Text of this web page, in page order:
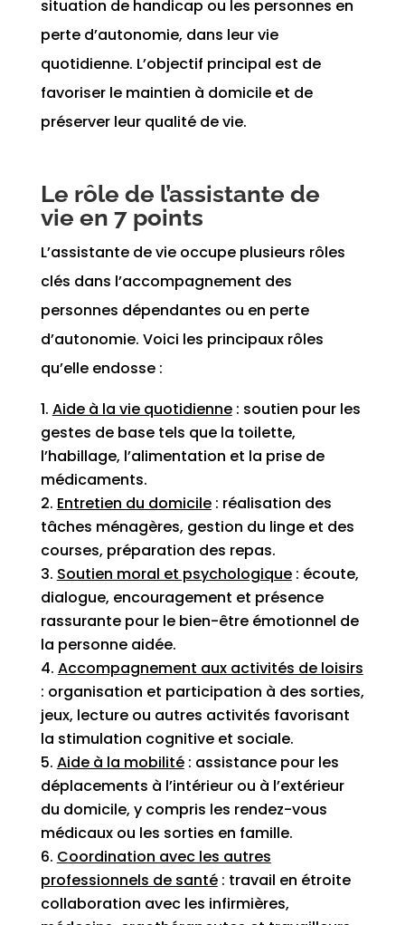
situation de handicap ou les personnes en
perte d’autonomie, dans leur vie
quotidienne. L’objectif principal est de
favoriser le maintien à domicile et de
préserver leur qualité de vie.
Le rôle de l’assistante de
vie en 7 points
L’assistante de vie occupe plusieurs rôles
clés dans l’accompagnement des
personnes dépendantes ou en perte
d’autonomie. Voici les principaux rôles
qu’elle endosse :
Aide à la vie quotidienne: soutien pour les
gestes de base tels que la toilette,
l’habillage, l’alimentation et la prise de
médicaments.
Entretien du domicile: réalisation des
tâches ménagères, gestion du linge et des
courses, préparation des repas.
Soutien moral et psychologique: écoute,
dialogue, encouragement et présence
rassurante pour le bien-être émotionnel de
la personne aidée.
Accompagnement aux activités de loisirs
: organisation et participation à des sorties,
jeux, lecture ou autres activités favorisant
la stimulation cognitive et sociale.
Aide à la mobilité: assistance pour les
déplacements à l’intérieur ou à l’extérieur
du domicile, y compris les rendez-vous
médicaux ou les sorties en famille.
Coordination avec les autres
professionnels de santé: travail en étroite
collaboration avec les infirmières,